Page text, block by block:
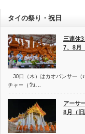
タイの祭り・祝日
三連休3
7、8月
30日（木）はカオパンサー（
チャー（วัน…
アーサ
8月（旧